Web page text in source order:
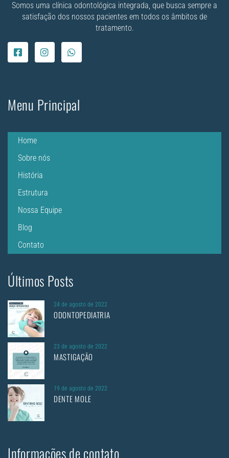
Somos uma clínica odontológica integrada, que busca sempre a
satisfação dos nossos pacientes em todos os âmbitos de
tratamento.
Menu Principal
Home
Sobre nós
História
Estrutura
Nossa Equipe
Blog
Contato
Últimos Posts
24 de agosto de 2022
ODONTOPEDIATRIA
23 de agosto de 2022
MASTIGAÇÃO
19 de agosto de 2022
DENTE MOLE
Informações de contato